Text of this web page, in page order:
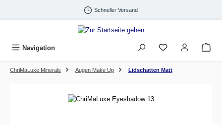
Schneller Versand
Navigation
ChriMaLuxe Minerals Augen Make Up Lidschatten Matt
Bildergalerie überspringen